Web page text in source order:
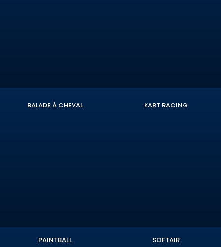
BALADE À CHEVAL KART RACING
PAINTBALL SOFTAIR